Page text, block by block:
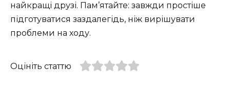
найкращі друзі. Пам’ятайте: завжди простіше
підготуватися заздалегідь, ніж вирішувати
проблеми на ходу.
Оцініть статтю